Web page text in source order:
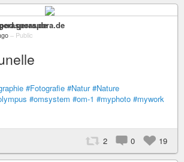
– Public
#Fotografie #Natur #Nature
#omsystem #om-1 #myphoto #mywork
2 0 19